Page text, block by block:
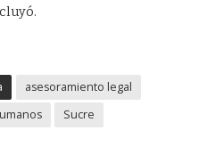
asesoramiento legal
Sucre